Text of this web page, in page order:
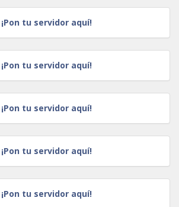
¡Pon tu servidor aquí!
¡Pon tu servidor aquí!
¡Pon tu servidor aquí!
¡Pon tu servidor aquí!
¡Pon tu servidor aquí!